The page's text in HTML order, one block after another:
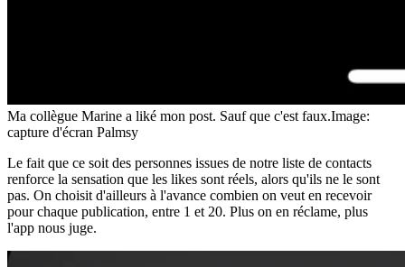
Ma collègue Marine a liké mon post. Sauf que c'est faux.Image:
capture d'écran Palmsy
Le fait que ce soit des personnes issues de notre liste de contacts
renforce la sensation que les likes sont réels, alors qu'ils ne le sont
pas. On choisit d'ailleurs à l'avance combien on veut en recevoir
pour chaque publication, entre 1 et 20. Plus on en réclame, plus
l'app nous juge.